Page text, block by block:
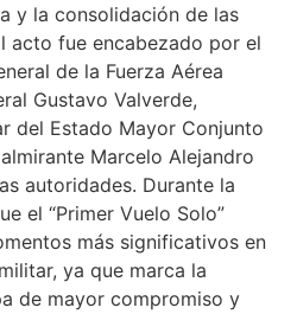
y la consolidación de las
acto fue encabezado por el
de la Fuerza Aérea
Gustavo Valverde,
del Estado Mayor Conjunto
Marcelo Alejandro
autoridades. Durante la
el “Primer Vuelo Solo”
más significativos en
ya que marca la
de mayor compromiso y